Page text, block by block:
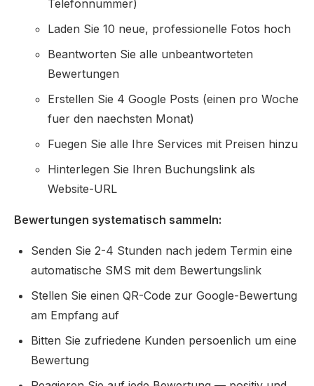
Telefonnummer)
Laden Sie 10 neue, professionelle Fotos hoch
Beantworten Sie alle unbeantworteten
Bewertungen
Erstellen Sie 4 Google Posts (einen pro Woche
fuer den naechsten Monat)
Fuegen Sie alle Ihre Services mit Preisen hinzu
Hinterlegen Sie Ihren Buchungslink als
Website-URL
Bewertungen systematisch sammeln:
Senden Sie 2-4 Stunden nach jedem Termin eine
automatische SMS mit dem Bewertungslink
Stellen Sie einen QR-Code zur Google-Bewertung
am Empfang auf
Bitten Sie zufriedene Kunden persoenlich um eine
Bewertung